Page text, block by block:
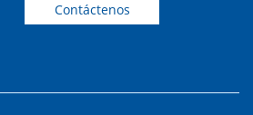
Contáctenos